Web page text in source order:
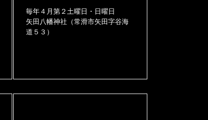
毎年４月第２土曜日・日曜日
矢田八幡神社（常滑市矢田字谷海
道５３）